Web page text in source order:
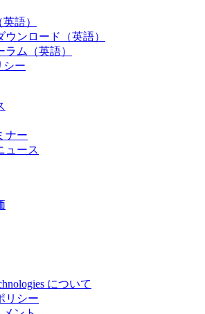
語）
ウンロード（英語）
ム（英語）
シー
ナー
ュース
について
リシー